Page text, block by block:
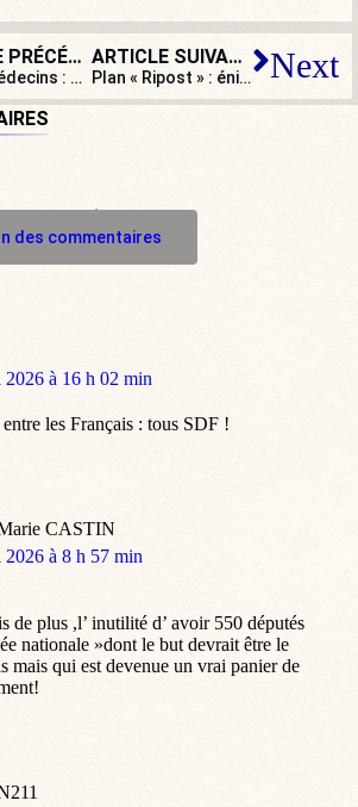
ARTICLE PRÉCÉDENT
Futurs médecins : pour David Lisnard, il faut sortir du système de « mabouls »
ARTICLE SUIVANT
Plan « Ripost » : énième électrochoc d’autorité sur un cadavre déjà froid Next
commentaire
des commentaires
2026 à 16 h 02 min
les Français : tous SDF !
CASTIN
2026 à 8 h 57 min
de plus ,l’ inutilité d’ avoir 550 députés
nationale »dont le but devrait être le
mais qui est devenue un vrai panier de